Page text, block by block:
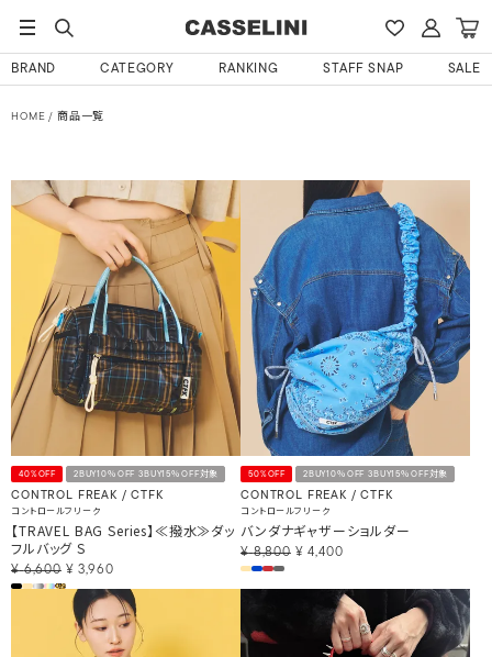
BRAND CATEGORY RANKING STAFF SNAP SALE
HOME 商品一覧
40%OFF 2BUY10％OFF 3BUY15％OFF対象
CONTROL FREAK / CTFK
コントロールフリーク
【TRAVEL BAG Series】≪撥水≫ダッ
フルバッグ S
¥ 6,600 ¥ 3,960
50%OFF 2BUY10％OFF 3BUY15％OFF対象
CONTROL FREAK / CTFK
コントロールフリーク
バンダナギャザーショルダー
¥ 8,800 ¥ 4,400